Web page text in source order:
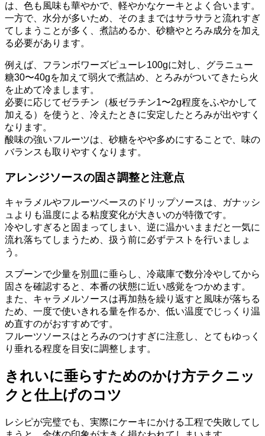
は、色も風味も華やかで、軽やかなケーキとよく合います。
一方で、水分が多いため、そのままではサラサラと流れすぎ
てしまうことが多く、煮詰めるか、砂糖やとろみ成分を加え
る必要があります。
例えば、フランボワーズピューレ100gに対し、グラニュー
糖30〜40gを加えて弱火で煮詰め、とろみがついてきたら火
を止めて冷まします。
必要に応じてゼラチン（板ゼラチン1〜2g程度をふやかして
加える）を使うと、冷えたときに安定したとろみが出やすく
なります。
酸味の強いフルーツは、砂糖をやや多めにすることで、味の
バランスも取りやすくなります。
アレンジソースの固さ調整と注意点
キャラメルやフルーツベースのドリップソースは、ガナッシ
ュよりも温度による粘度変化が大きいのが特徴です。
冷やしすぎると固まってしまい、逆に温かいままだと一気に
流れ落ちてしまうため、扱う前に必ずテストを行いましょ
う。
スプーンで少量を別皿に垂らし、冷蔵庫で数分冷やしてから
固さを確認すると、本番の状態に近い感覚をつかめます。
また、キャラメルソースは再加熱を繰り返すと風味が落ちる
ため、一度で使いきれる量を作るか、低い温度でじっくり温
め直すのがおすすめです。
フルーツソースはとろみのつけすぎに注意し、とてもゆっく
り垂れる程度を目安に調整します。
きれいに垂らすためのかけ方テクニッ
クと仕上げのコツ
レシピが完璧でも、実際にケーキにかける工程で失敗してし